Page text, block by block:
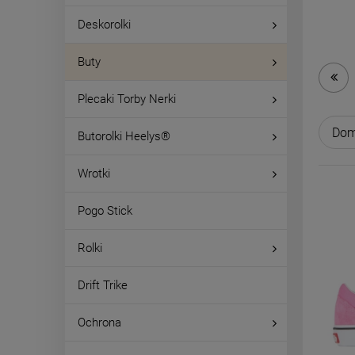
Deskorolki
Buty
Plecaki Torby Nerki
Butorolki Heelys®
Wrotki
Pogo Stick
Rolki
Drift Trike
Ochrona